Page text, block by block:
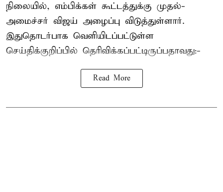
நிலையில், எம்பிக்கள் கூட்டத்துக்கு முதல்-
அமைச்சர் விஜய் அழைப்பு விடுத்துள்ளார்.
இதுதொடர்பாக வெளியிடப்பட்டுள்ள
செய்திக்குறிப்பில் தெரிவிக்கப்பட்டிருப்பதாவது:-
Read More